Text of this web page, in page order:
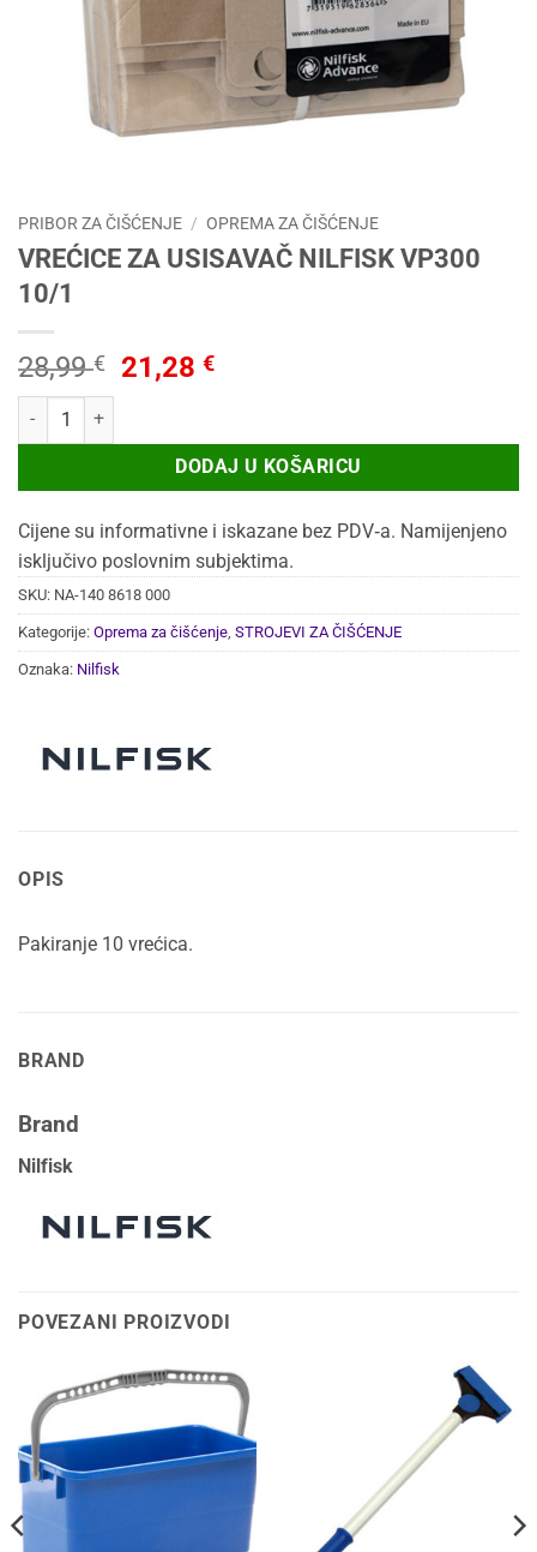
PRIBOR ZA ČIŠĆENJE / OPREMA ZA ČIŠĆENJE
VREĆICE ZA USISAVAČ NILFISK VP300
10/1
28,99€
Izvorna
je:
28,99 €.
21,28€Trenutna
21,28 €.
VREĆICE ZA USISAVAČ NILFISK VP300 10/1 količina
DODAJ U KOŠARICU
Cijene su informativne i iskazane bez PDV‑a. Namijenjeno
isključivo poslovnim subjektima.
SKU: NA-140 8618 000
Kategorije: Oprema za čišćenje STROJEVI ZA ČIŠĆENJE
Oznaka: Nilfisk
OPIS
Pakiranje 10 vrećica.
BRAND
Brand
Nilfisk
POVEZANI PROIZVODI